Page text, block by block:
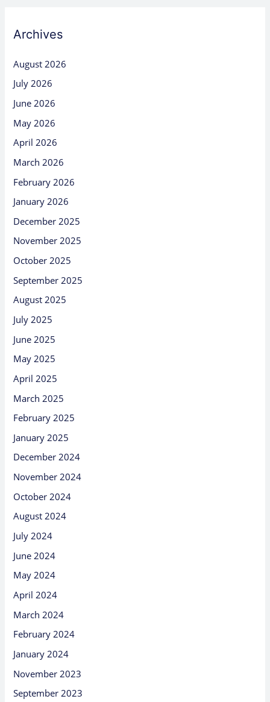
Archives
August 2026
July 2026
June 2026
May 2026
April 2026
March 2026
February 2026
January 2026
December 2025
November 2025
October 2025
September 2025
August 2025
July 2025
June 2025
May 2025
April 2025
March 2025
February 2025
January 2025
December 2024
November 2024
October 2024
August 2024
July 2024
June 2024
May 2024
April 2024
March 2024
February 2024
January 2024
November 2023
September 2023